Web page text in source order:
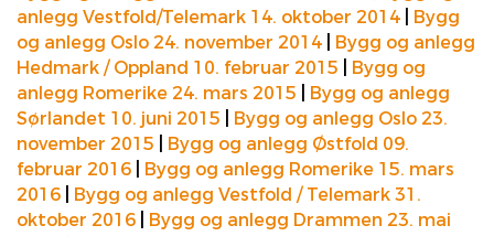
anlegg Vestfold/Telemark 14. oktober 2014
Bygg
og anlegg Oslo 24. november 2014
Bygg og anlegg
Hedmark / Oppland 10. februar 2015
Bygg og
anlegg Romerike 24. mars 2015
Bygg og anlegg
Sørlandet 10. juni 2015
Bygg og anlegg Oslo 23.
november 2015
Bygg og anlegg Østfold 09.
februar 2016
Bygg og anlegg Romerike 15. mars
2016
Bygg og anlegg Vestfold / Telemark 31.
oktober 2016
Bygg og anlegg Drammen 23. mai